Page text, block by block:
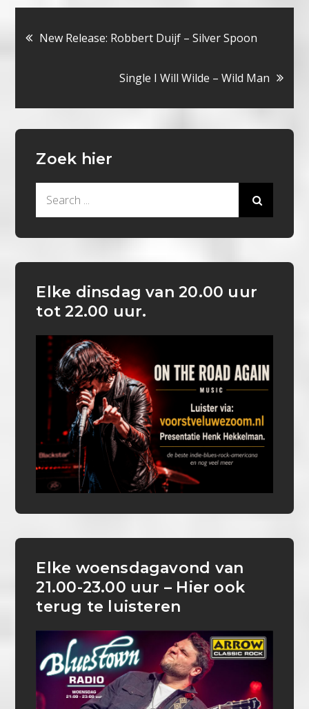
Bericht
navigatie
New Release: Robbert Duijf – Silver Spoon
Single I Will Wilde – Wild Man
Zoek hier
Elke dinsdag van 20.00 uur
tot 22.00 uur.
Elke woensdagavond van
21.00-23.00 uur – Hier ook
terug te luisteren